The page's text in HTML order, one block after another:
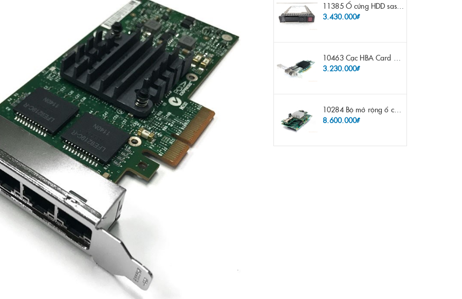
11385 Ổ cứng HDD sas HP 600gb 10k 2.5" sp 653957-001 pn 619286-003 pn 641552-003 pn 689287-003 652583-B21
3.430.000₫
10463 Cạc HBA Card FC IBM Emulex LPE12002 8Gb 2 port FC SFP fru 42D0500 pn 42D0496 opt 42D0494 LPE12002
3.230.000₫
10284 Bộ mở rộng ổ cứng IBM Lenovo x3650 m4 69Y5319 8x 2.5" HS HDD Assembly Kit with Expander
8.600.000₫